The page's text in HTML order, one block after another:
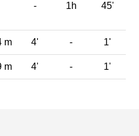
- 1h 45'
m 4' - 1'
m 4' - 1'